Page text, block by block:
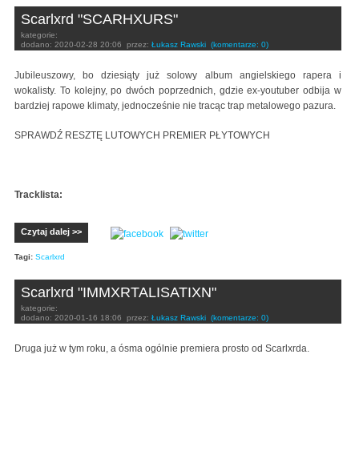
Scarlxrd "SCARHXURS"
kategorie:
dodano: 2020-02-28 20:06 przez: Łukasz Rawski (komentarze: 0)
Jubileuszowy, bo dziesiąty już solowy album angielskiego rapera i
wokalisty. To kolejny, po dwóch poprzednich, gdzie ex-youtuber odbija w
bardziej rapowe klimaty, jednocześnie nie tracąc trap metalowego pazura.
SPRAWDŹ RESZTĘ LUTOWYCH PREMIER PŁYTOWYCH
Tracklista:
Czytaj dalej >>
Tagi: Scarlxrd
Scarlxrd "IMMXRTALISATIXN"
kategorie:
dodano: 2020-01-16 18:06 przez: Łukasz Rawski (komentarze: 0)
Druga już w tym roku, a ósma ogólnie premiera prosto od Scarlxrda.